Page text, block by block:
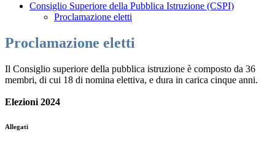
Consiglio Superiore della Pubblica Istruzione (CSPI)
Proclamazione eletti
Proclamazione eletti
Il Consiglio superiore della pubblica istruzione è composto da 36
membri, di cui 18 di nomina elettiva, e dura in carica cinque anni.
Elezioni 2024
Allegati